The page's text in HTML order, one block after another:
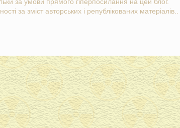
за умови прямого гіперпосилання на цей блог.
за зміст авторських і републікованих матеріалів..